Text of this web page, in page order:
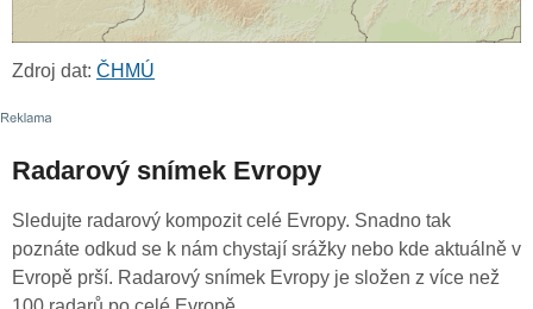
Zdroj dat: ČHMÚ
Radarový snímek Evropy
Sledujte radarový kompozit celé Evropy. Snadno tak
poznáte odkud se k nám chystají srážky nebo kde aktuálně v
Evropě prší. Radarový snímek Evropy je složen z více než